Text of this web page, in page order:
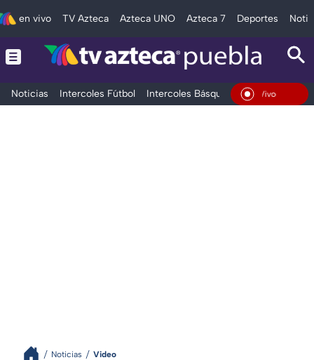
en vivo TV Azteca Azteca UNO Azteca 7 Deportes
Noticias Intercoles Fútbol Intercoles Básquetbol Deportes
En Vivo
Noticias Video